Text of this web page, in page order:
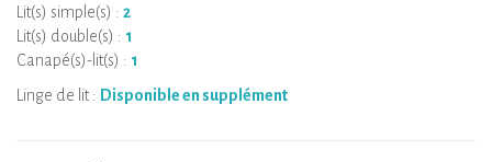
Lit(s) simple(s) : 2
Lit(s) double(s) : 1
Canapé(s)-lit(s) : 1
Linge de lit : Disponible en supplément